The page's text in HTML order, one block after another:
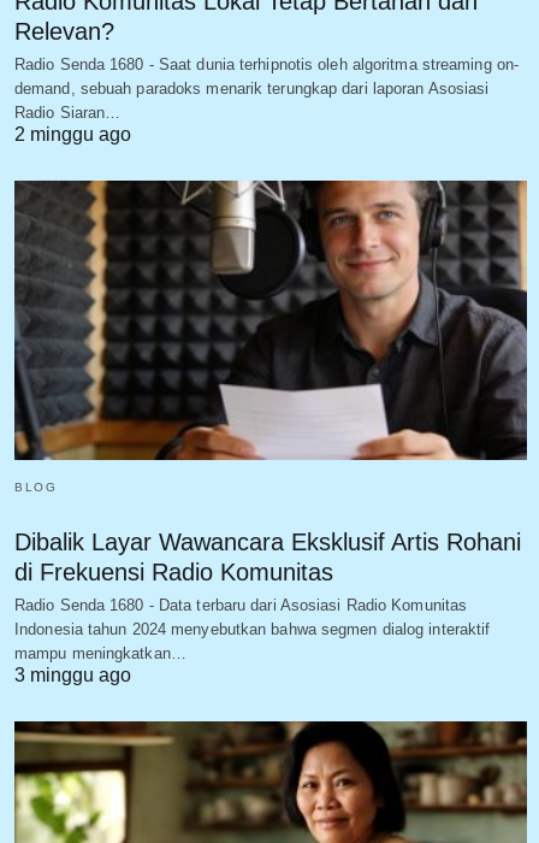
Relevan?
Radio Senda 1680 - Saat dunia terhipnotis oleh algoritma streaming on-
demand, sebuah paradoks menarik terungkap dari laporan Asosiasi
Radio Siaran…
2 minggu ago
BLOG
Dibalik Layar Wawancara Eksklusif Artis Rohani
di Frekuensi Radio Komunitas
Radio Senda 1680 - Data terbaru dari Asosiasi Radio Komunitas
Indonesia tahun 2024 menyebutkan bahwa segmen dialog interaktif
mampu meningkatkan…
3 minggu ago